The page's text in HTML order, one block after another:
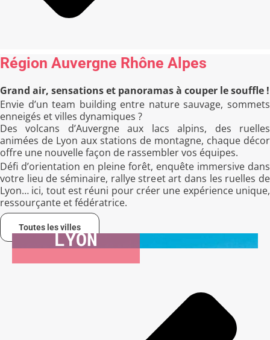
Région Auvergne Rhône Alpes
Grand air, sensations et panoramas à couper le souffle !
Envie d’un team building entre nature sauvage, sommets
enneigés et villes dynamiques ?
Des volcans d’Auvergne aux lacs alpins, des ruelles
animées de Lyon aux stations de montagne, chaque décor
offre une nouvelle façon de rassembler vos équipes.
Défi d’orientation en pleine forêt, enquête immersive dans
votre lieu de séminaire, rallye street art dans les ruelles de
Lyon… ici, tout est réuni pour créer une expérience unique,
ressourçante et fédératrice.
Toutes les villes
LYON